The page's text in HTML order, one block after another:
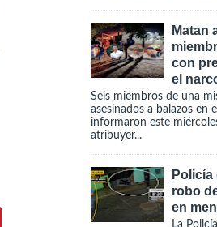
Matan
con
el
Seis miembros de una
asesinados a balazos en
informaron este
atribuyer...
Policía
robo
en
La